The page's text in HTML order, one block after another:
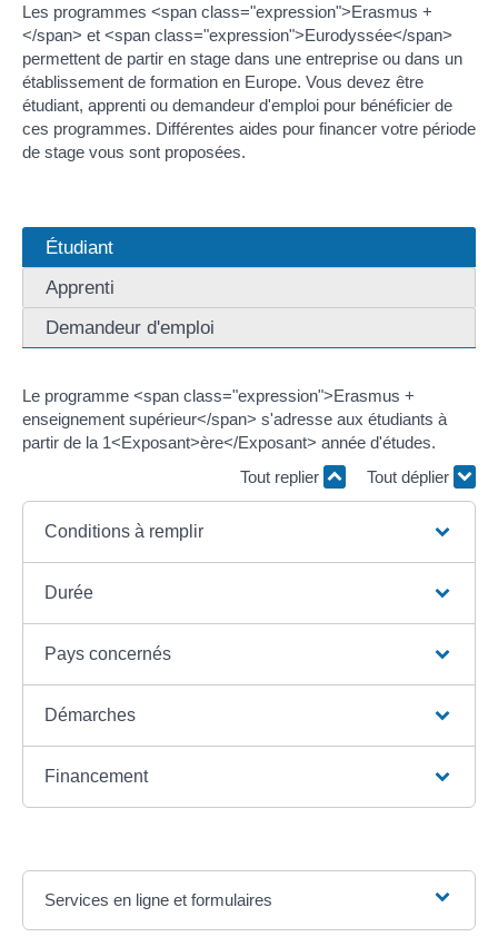
Les programmes <span class="expression">Erasmus +
</span> et <span class="expression">Eurodyssée</span>
permettent de partir en stage dans une entreprise ou dans un
établissement de formation en Europe. Vous devez être
étudiant, apprenti ou demandeur d'emploi pour bénéficier de
ces programmes. Différentes aides pour financer votre période
de stage vous sont proposées.
Étudiant
Apprenti
Demandeur d'emploi
Le programme <span class="expression">Erasmus +
enseignement supérieur</span> s'adresse aux étudiants à
partir de la 1<Exposant>ère</Exposant> année d'études.
Tout replier
Tout déplier
Conditions à remplir
Durée
Pays concernés
Démarches
Financement
Services en ligne et formulaires